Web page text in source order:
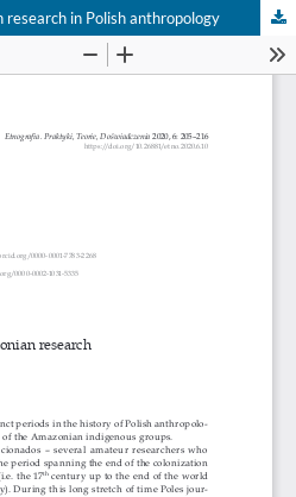
in Polish anthropology